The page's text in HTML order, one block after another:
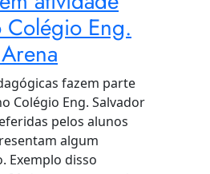
Eng.
fazem parte
Colégio Eng. Salvador
pelos alunos
algum
Exemplo disso